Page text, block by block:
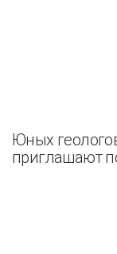
Юных
приглашают